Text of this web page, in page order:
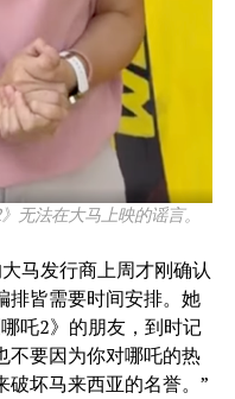
无法在大马上映的谣言。
马发行商上周才刚确认
排皆需要时间安排。她
吒2》的朋友，到时记
不要因为你对哪吒的热
坏马来西亚的名誉。”